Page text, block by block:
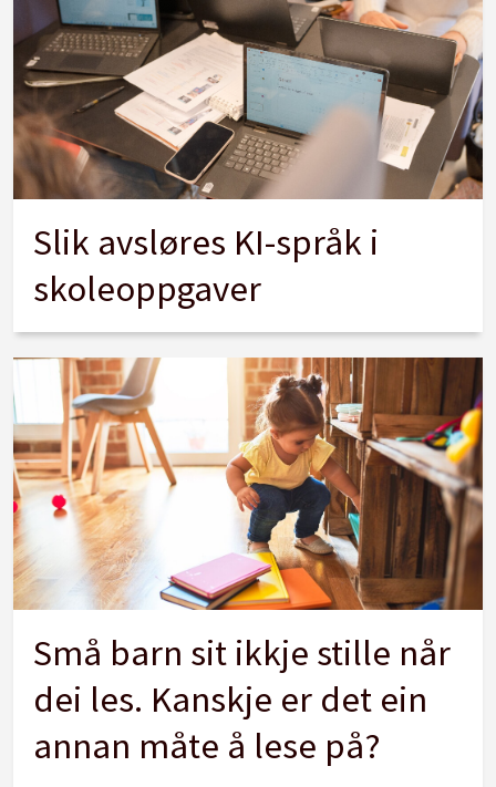
Slik avsløres KI-språk i
skoleoppgaver
Små barn sit ikkje stille når
dei les. Kanskje er det ein
annan måte å lese på?